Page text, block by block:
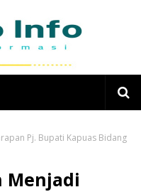
Pj. Bupati Kapuas Bidang
Menjadi